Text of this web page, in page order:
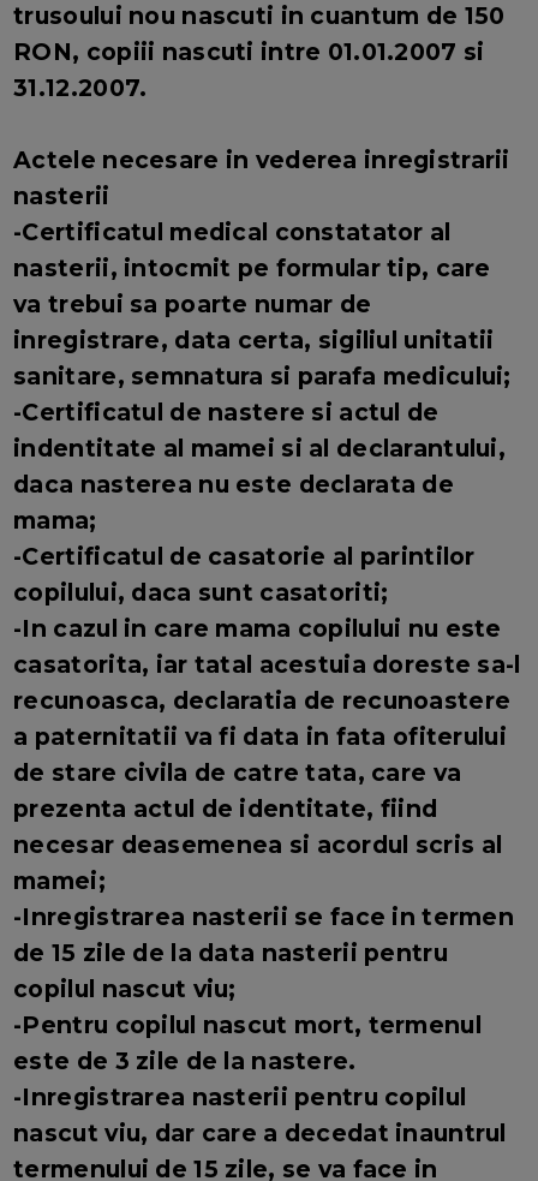
trusoului nou nascuti in cuantum de 150
RON, copiii nascuti intre 01.01.2007 si
31.12.2007.
Actele necesare in vederea inregistrarii
nasterii
-Certificatul medical constatator al
nasterii, intocmit pe formular tip, care
va trebui sa poarte numar de
inregistrare, data certa, sigiliul unitatii
sanitare, semnatura si parafa medicului;
-Certificatul de nastere si actul de
indentitate al mamei si al declarantului,
daca nasterea nu este declarata de
mama;
-Certificatul de casatorie al parintilor
copilului, daca sunt casatoriti;
-In cazul in care mama copilului nu este
casatorita, iar tatal acestuia doreste sa-l
recunoasca, declaratia de recunoastere
a paternitatii va fi data in fata ofiterului
de stare civila de catre tata, care va
prezenta actul de identitate, fiind
necesar deasemenea si acordul scris al
mamei;
-Inregistrarea nasterii se face in termen
de 15 zile de la data nasterii pentru
copilul nascut viu;
-Pentru copilul nascut mort, termenul
este de 3 zile de la nastere.
-Inregistrarea nasterii pentru copilul
nascut viu, dar care a decedat inauntrul
termenului de 15 zile, se va face in